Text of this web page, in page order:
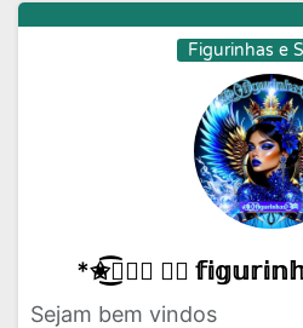
Figurinhas e
*✬͜͡☬⃝⃬ ⍣⃝
Sejam bem vindos